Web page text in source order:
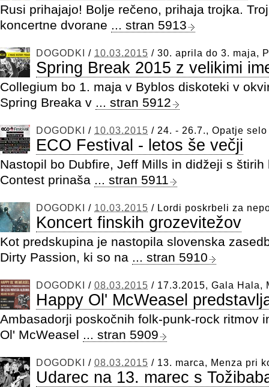
Rusi prihajajo! Bolje rečeno, prihaja trojka.
koncertne dvorane ... stran 5913
DOGODKI / 10.03.2015 / 30. aprila do 3. maja,
Spring Break 2015 z velikimi
Collegium bo 1. maja v Byblos diskoteki v
Spring Breaka v ... stran 5912
DOGODKI / 10.03.2015 / 24. - 26.7., Opatje
ECO Festival - letos še večji
Nastopil bo Dubfire, Jeff Mills in didžeji s štirih
Contest prinaša ... stran 5911
DOGODKI / 10.03.2015 / Lordi poskrbeli za
Koncert finskih grozevitežov
Kot predskupina je nastopila slovenska
Dirty Passion, ki so na ... stran 5910
DOGODKI / 08.03.2015 / 17.3.2015, Gala Hala,
Happy Ol' McWeasel
Ambasadorji poskočnih folk-punk-rock ritmov
Ol' McWeasel ... stran 5909
DOGODKI / 08.03.2015 / 13. marca, Menza pri
Udarec na 13. marec s